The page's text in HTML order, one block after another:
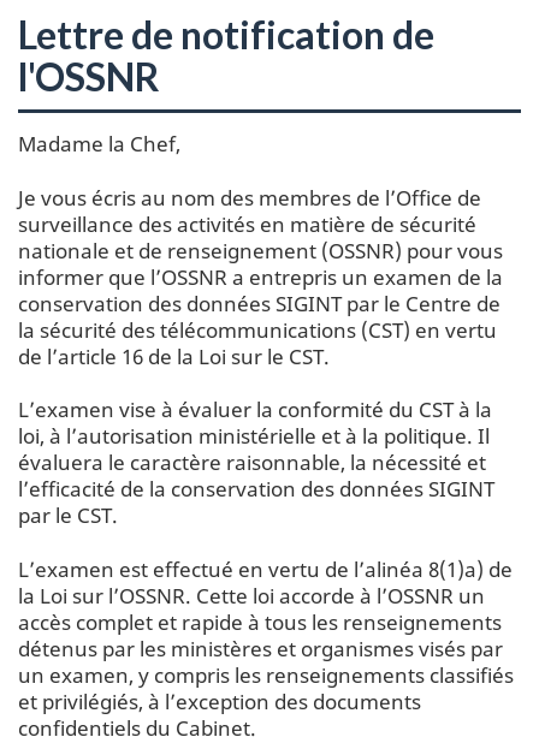
Lettre de notification de
l'OSSNR
Madame la Chef,
Je vous écris au nom des membres de l’Office de
surveillance des activités en matière de sécurité
nationale et de renseignement (OSSNR) pour vous
informer que l’OSSNR a entrepris un examen de la
conservation des données SIGINT par le Centre de
la sécurité des télécommunications (CST) en vertu
de l’article 16 de la Loi sur le CST.
L’examen vise à évaluer la conformité du CST à la
loi, à l’autorisation ministérielle et à la politique. Il
évaluera le caractère raisonnable, la nécessité et
l’efficacité de la conservation des données SIGINT
par le CST.
L’examen est effectué en vertu de l’alinéa 8(1)a) de
la Loi sur l’OSSNR. Cette loi accorde à l’OSSNR un
accès complet et rapide à tous les renseignements
détenus par les ministères et organismes visés par
un examen, y compris les renseignements classifiés
et privilégiés, à l’exception des documents
confidentiels du Cabinet.